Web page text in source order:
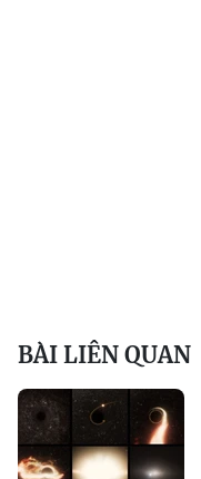
BÀI LIÊN QUAN